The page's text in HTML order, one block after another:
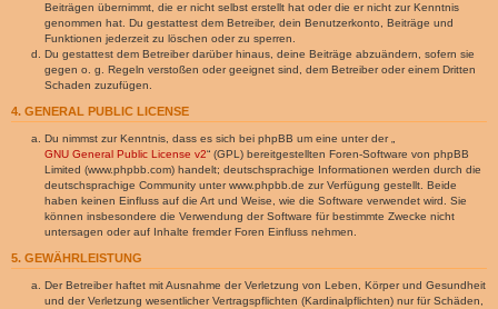
Beiträgen übernimmt, die er nicht selbst erstellt hat oder die er nicht zur Kenntnis
genommen hat. Du gestattest dem Betreiber, dein Benutzerkonto, Beiträge und
Funktionen jederzeit zu löschen oder zu sperren.
Du gestattest dem Betreiber darüber hinaus, deine Beiträge abzuändern, sofern sie
gegen o. g. Regeln verstoßen oder geeignet sind, dem Betreiber oder einem Dritten
Schaden zuzufügen.
4. GENERAL PUBLIC LICENSE
Du nimmst zur Kenntnis, dass es sich bei phpBB um eine unter der „
GNU General Public License v2“ (GPL) bereitgestellten Foren-Software von phpBB
Limited (www.phpbb.com) handelt; deutschsprachige Informationen werden durch die
deutschsprachige Community unter www.phpbb.de zur Verfügung gestellt. Beide
haben keinen Einfluss auf die Art und Weise, wie die Software verwendet wird. Sie
können insbesondere die Verwendung der Software für bestimmte Zwecke nicht
untersagen oder auf Inhalte fremder Foren Einfluss nehmen.
5. GEWÄHRLEISTUNG
Der Betreiber haftet mit Ausnahme der Verletzung von Leben, Körper und Gesundheit
und der Verletzung wesentlicher Vertragspflichten (Kardinalpflichten) nur für Schäden,